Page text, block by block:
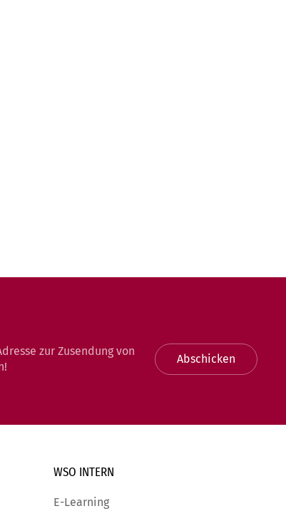
zur Zusendung von
Abschicken
WSO INTERN
E-Learning